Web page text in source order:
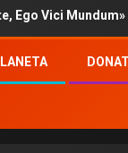
Mundum»